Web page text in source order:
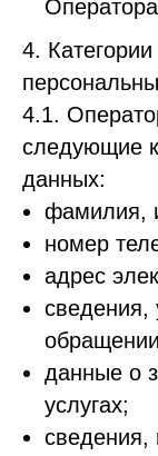
4.
4.1.
следующие
данных:
фамилия,
номер
адрес
сведения,
данные о
услугах;
сведения,